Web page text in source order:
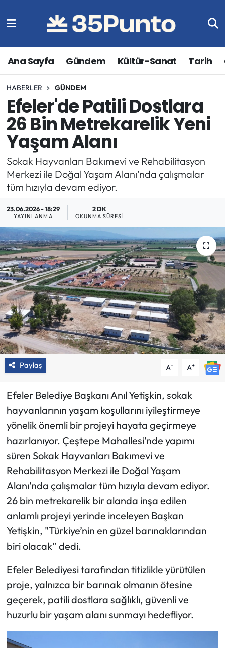
Ana Sayfa Gündem Kültür-Sanat Tarih
HABERLER GÜNDEM
Efeler'de Patili Dostlara
26 Bin Metrekarelik Yeni
Yaşam Alanı
Sokak Hayvanları Bakımevi ve Rehabilitasyon
Merkezi ile Doğal Yaşam Alanı’nda çalışmalar
tüm hızıyla devam ediyor.
23.06.2026 - 18:29
YAYINLANMA
2 DK
OKUNMA SÜRESI
Paylaş A- A+
Efeler Belediye Başkanı Anıl Yetişkin, sokak
hayvanlarının yaşam koşullarını iyileştirmeye
yönelik önemli bir projeyi hayata geçirmeye
hazırlanıyor. Çeştepe Mahallesi’nde yapımı
süren Sokak Hayvanları Bakımevi ve
Rehabilitasyon Merkezi ile Doğal Yaşam
Alanı’nda çalışmalar tüm hızıyla devam ediyor.
26 bin metrekarelik bir alanda inşa edilen
anlamlı projeyi yerinde inceleyen Başkan
Yetişkin, "Türkiye’nin en güzel barınaklarından
biri olacak” dedi.
Efeler Belediyesi tarafından titizlikle yürütülen
proje, yalnızca bir barınak olmanın ötesine
geçerek, patili dostlara sağlıklı, güvenli ve
huzurlu bir yaşam alanı sunmayı hedefliyor.